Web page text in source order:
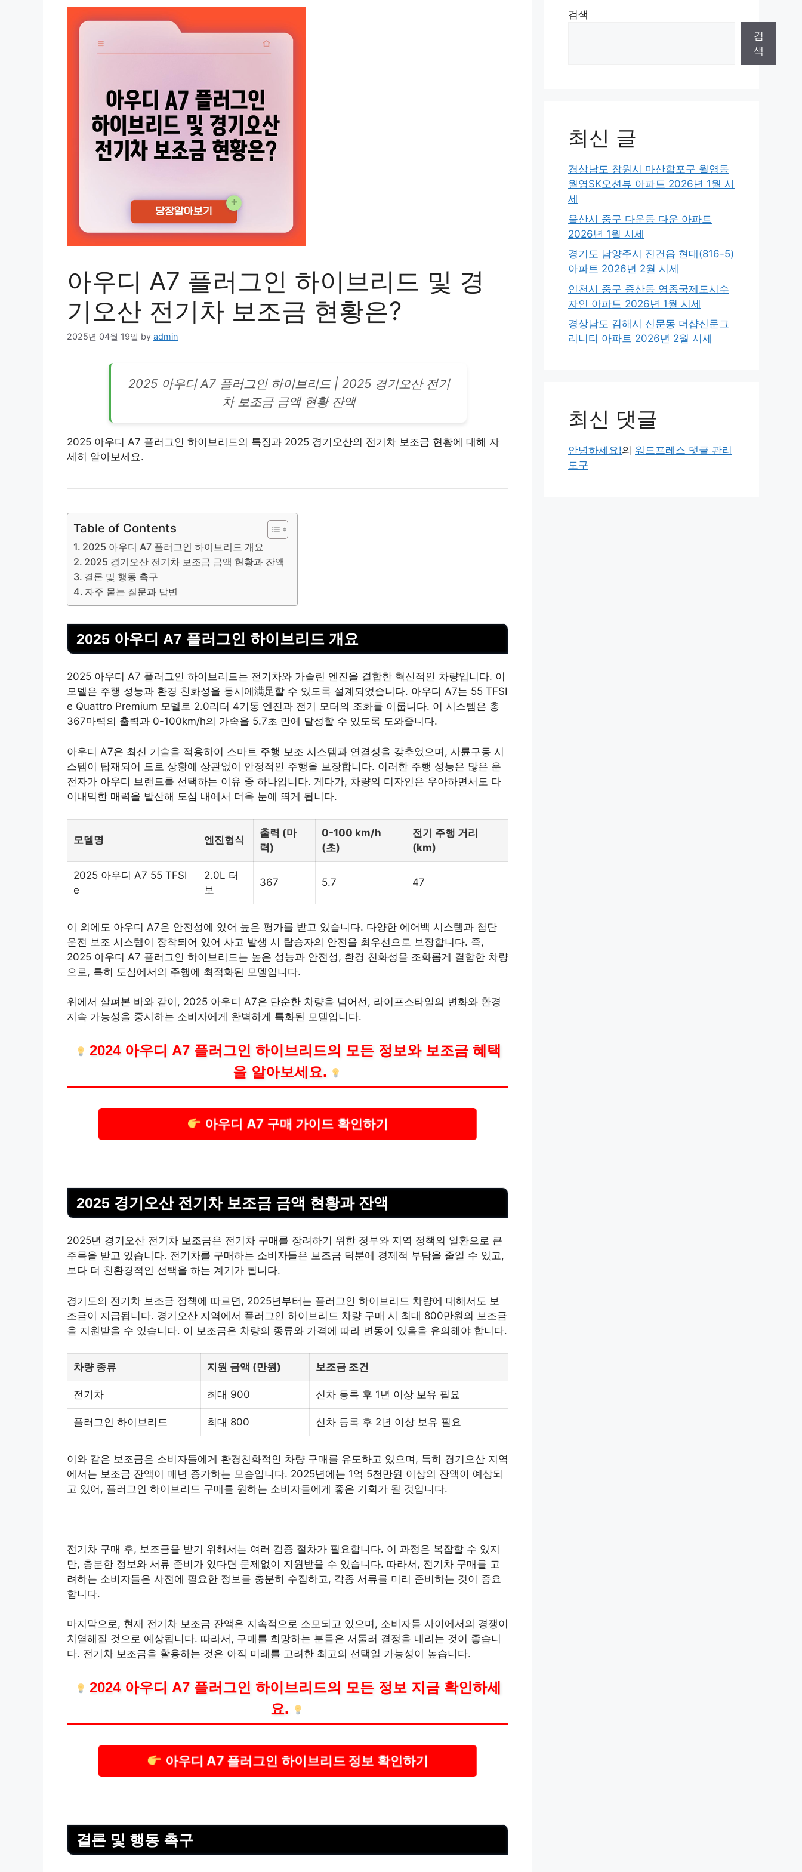
아우디 A7 플러그인 하이브리드 및 경
기오산 전기차 보조금 현황은?
2025년 04월 19일 by admin
2025 아우디 A7 플러그인 하이브리드 | 2025 경기오산 전기
차보조금 금액 현황 잔액
2025 아우디 A7 플러그인 하이브리드의 특징과 2025 경기오산의 전기차 보조금 현황에 대해 자
세히 알아보세요.
Table of Contents
2025 아우디 A7 플러그인 하이브리드 개요
2025 경기오산 전기차 보조금 금액 현황과 잔액
결론 및 행동 촉구
자주 묻는 질문과 답변
2025 아우디 A7 플러그인 하이브리드 개요
2025 아우디 A7 플러그인 하이브리드는 전기차와 가솔린 엔진을 결합한 혁신적인 차량입니다. 이
모델은 주행 성능과 환경 친화성을 동시에满足할 수 있도록 설계되었습니다. 아우디 A7는 55 TFSI
e Quattro Premium 모델로 2.0리터 4기통 엔진과 전기 모터의 조화를 이룹니다. 이 시스템은 총
367마력의 출력과 0-100km/h의 가속을 5.7초 만에 달성할 수 있도록 도와줍니다.
아우디 A7은 최신 기술을 적용하여 스마트 주행 보조 시스템과 연결성을 갖추었으며, 사륜구동 시
스템이 탑재되어 도로 상황에 상관없이 안정적인 주행을 보장합니다. 이러한 주행 성능은 많은 운
전자가 아우디 브랜드를 선택하는 이유 중 하나입니다. 게다가, 차량의 디자인은 우아하면서도 다
이내믹한 매력을 발산해 도심 내에서 더욱 눈에 띄게 됩니다.
모델명 엔진형식
출력 (마
력)
0-100 km/h
(초)
전기 주행 거리
(km)
2025 아우디 A7 55 TFSI
e
2.0L 터
보
367 5.7 47
이 외에도 아우디 A7은 안전성에 있어 높은 평가를 받고 있습니다. 다양한 에어백 시스템과 첨단
운전 보조 시스템이 장착되어 있어 사고 발생 시 탑승자의 안전을 최우선으로 보장합니다. 즉,
2025 아우디 A7 플러그인 하이브리드는 높은 성능과 안전성, 환경 친화성을 조화롭게 결합한 차량
으로, 특히 도심에서의 주행에 최적화된 모델입니다.
위에서 살펴본 바와 같이, 2025 아우디 A7은 단순한 차량을 넘어선, 라이프스타일의 변화와 환경
지속 가능성을 중시하는 소비자에게 완벽하게 특화된 모델입니다.
2024 아우디 A7 플러그인 하이브리드의 모든 정보와 보조금 혜택
을 알아보세요.
아우디 A7 구매 가이드 확인하기
2025 경기오산 전기차 보조금 금액 현황과 잔액
2025년 경기오산 전기차 보조금은 전기차 구매를 장려하기 위한 정부와 지역 정책의 일환으로 큰
주목을 받고 있습니다. 전기차를 구매하는 소비자들은 보조금 덕분에 경제적 부담을 줄일 수 있고,
보다 더 친환경적인 선택을 하는 계기가 됩니다.
경기도의 전기차 보조금 정책에 따르면, 2025년부터는 플러그인 하이브리드 차량에 대해서도 보
조금이 지급됩니다. 경기오산 지역에서 플러그인 하이브리드 차량 구매 시 최대 800만원의 보조금
을 지원받을 수 있습니다. 이 보조금은 차량의 종류와 가격에 따라 변동이 있음을 유의해야 합니다.
차량 종류 지원 금액 (만원) 보조금 조건
전기차 최대 900 신차 등록 후 1년 이상 보유 필요
플러그인 하이브리드 최대 800 신차 등록 후 2년 이상 보유 필요
이와 같은 보조금은 소비자들에게 환경친화적인 차량 구매를 유도하고 있으며, 특히 경기오산 지역
에서는 보조금 잔액이 매년 증가하는 모습입니다. 2025년에는 1억 5천만원 이상의 잔액이 예상되
고 있어, 플러그인 하이브리드 구매를 원하는 소비자들에게 좋은 기회가 될 것입니다.
전기차 구매 후, 보조금을 받기 위해서는 여러 검증 절차가 필요합니다. 이 과정은 복잡할 수 있지
만, 충분한 정보와 서류 준비가 있다면 문제없이 지원받을 수 있습니다. 따라서, 전기차 구매를 고
려하는 소비자들은 사전에 필요한 정보를 충분히 수집하고, 각종 서류를 미리 준비하는 것이 중요
합니다.
마지막으로, 현재 전기차 보조금 잔액은 지속적으로 소모되고 있으며, 소비자들 사이에서의 경쟁이
치열해질 것으로 예상됩니다. 따라서, 구매를 희망하는 분들은 서둘러 결정을 내리는 것이 좋습니
다. 전기차 보조금을 활용하는 것은 아직 미래를 고려한 최고의 선택일 가능성이 높습니다.
2024 아우디 A7 플러그인 하이브리드의 모든 정보 지금 확인하세
요.
아우디 A7 플러그인 하이브리드 정보 확인하기
결론 및 행동 촉구
검색
검
색
최신 글
경상남도 창원시 마산합포구 월영동
월영SK오션뷰 아파트 2026년 1월 시
세
울산시 중구 다운동 다운 아파트
2026년 1월 시세
경기도 남양주시 진건읍 현대(816-5)
아파트 2026년 2월 시세
인천시 중구 중산동 영종국제도시수
자인 아파트 2026년 1월 시세
경상남도 김해시 신문동 더샵신문그
리니티 아파트 2026년 2월 시세
최신 댓글
안녕하세요!의 워드프레스 댓글 관리
도구